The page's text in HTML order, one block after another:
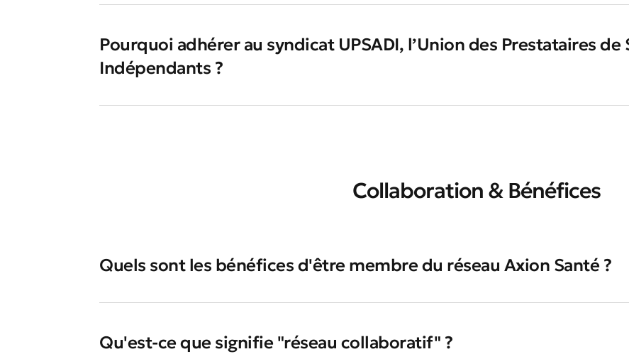
Pourquoi adhérer au syndicat UPSADI, l’Union des Prestataires de
Indépendants ?
Collaboration & Bénéfices
Quels sont les bénéfices d'être membre du réseau Axion Santé ?
Qu'est-ce que signifie "réseau collaboratif" ?